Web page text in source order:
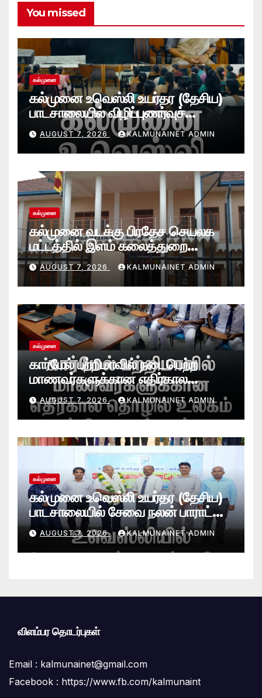
You missed
கல்முனை
கல்முனை உவெஸ்லி உயர்தர (தேசிய)
பாடசாலையில் விழிப்புணர்வுச்
செயலமர்வு
AUGUST 7, 2026 KALMUNAINET ADMIN
கல்முனை
கல்முனை வடக்கு பிரதேச செயலக
மட்டத்தில் இளம் கலைத்துறை
சாதனையாளர்களை உருவாக்கும்
தேசியஇளைஞர்விருது_விழா 2026
AUGUST 7, 2026 KALMUNAINET ADMIN
கல்முனை
கார்மேல் பற்றிமாவில் நடைபெற்ற
மாணவர்களுக்கான எதிர்கால
தொழில் உலகம் பற்றிய கருத்தரங்கு
AUGUST 7, 2026 KALMUNAINET ADMIN
கல்முனை
கல்முனை உவெஸ்லி உயர்தர (தேசிய)
பாடசாலையில் சேவை நலன் பாராட்டு
விழா சிறப்பாக நடைபெற்றது
AUGUST 7, 2026 KALMUNAINET ADMIN
விளம்பர தொடர்புகள்
Email : kalmunainet@gmail.com
Facebook : https://www.fb.com/kalmunaint